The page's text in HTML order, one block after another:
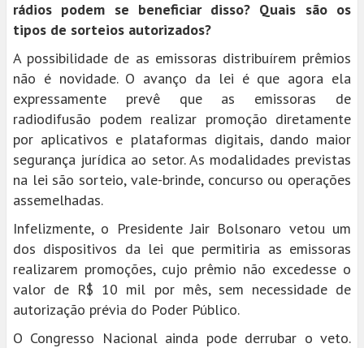
rádios podem se beneficiar disso? Quais são os
tipos de sorteios autorizados?
A possibilidade de as emissoras distribuírem prêmios
não é novidade. O avanço da lei é que agora ela
expressamente prevê que as emissoras de
radiodifusão podem realizar promoção diretamente
por aplicativos e plataformas digitais, dando maior
segurança jurídica ao setor. As modalidades previstas
na lei são sorteio, vale-brinde, concurso ou operações
assemelhadas.
Infelizmente, o Presidente Jair Bolsonaro vetou um
dos dispositivos da lei que permitiria as emissoras
realizarem promoções, cujo prêmio não excedesse o
valor de R$ 10 mil por mês, sem necessidade de
autorização prévia do Poder Público.
O Congresso Nacional ainda pode derrubar o veto.